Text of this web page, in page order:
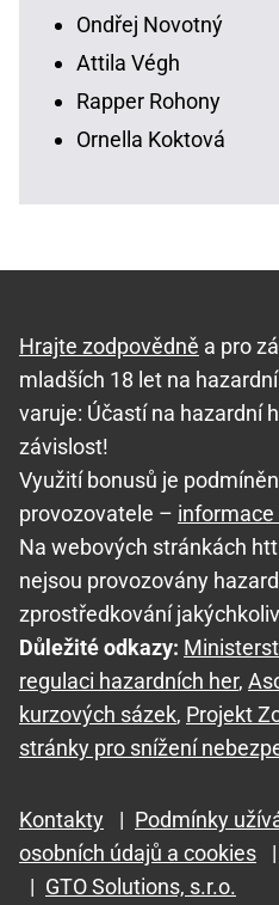
Ondřej Novotný
Attila Végh
Rapper Rohony
Ornella Koktová
Hrajte zodpovědně a pro
mladších 18 let na
varuje: Účastí na hazardní
závislost!
Využití bonusů je
provozovatele – informace
Na webových stránkách
nejsou provozovány
zprostředkování
Důležité odkazy:
regulaci hazardních her,
kurzových sázek, Projekt
stránky pro snížení
Kontakty | Podmínky
osobních údajů a cookies
|
| GTO Solutions, s.r.o.